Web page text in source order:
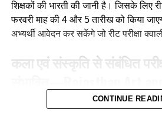
Q. मातृ भाषा से अभिप्राय है?
शिक्षकों की भारती की जानी है। जिसके लिए
फरवरी माह की 4 और 5 तारीख को किया
अभ्यर्थी आवेदन कर सकेंगे जो रीट परीक्षा
कला एवं संस्कृति से संबंधित
CONTINUE